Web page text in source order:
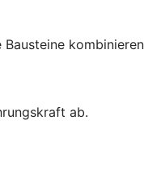
Bausteine
ab.